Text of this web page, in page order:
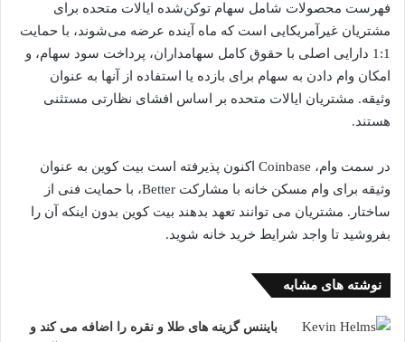
فهرست محصولات شامل سهام توکن‌شده ایالات متحده برای
مشتریان غیرآمریکایی است که ماه آینده عرضه می‌شوند، با حمایت
1:1 دارایی اصلی با حقوق کامل سهامداران، پرداخت سود سهام، و
امکان وام دادن به سهام برای بازده یا استفاده از آنها به عنوان
وثیقه. مشتریان ایالات متحده بر اساس افشای نظارتی مستثنی
هستند.
در سمت وام، Coinbase اکنون پذیرفته است بیت کوین به عنوان
وثیقه برای وام مسکن خانه با مشارکت Better، با حمایت فنی از
ساختار. مشتریان می توانند تعهد بدهند بیت کوین بدون اینکه آن را
بفروشید تا واجد شرایط خرید خانه شوید.
نوشته های مشابه
بایننس گزینه های طلا و نقره را اضافه می کند و